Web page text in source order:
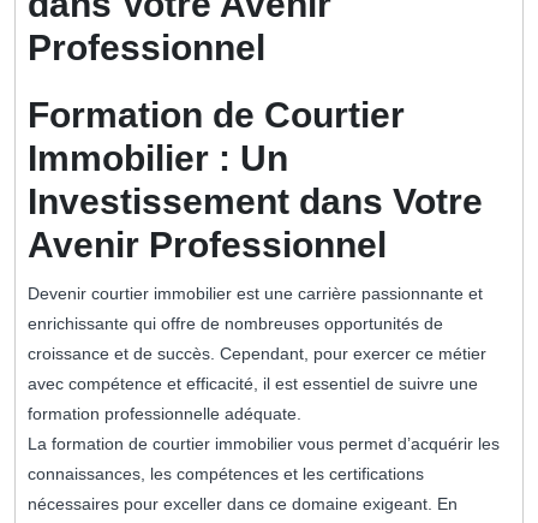
Professionnel
Formation de Courtier
Immobilier : Un
Investissement dans Votre
Avenir Professionnel
Devenir courtier immobilier est une carrière passionnante et
enrichissante qui offre de nombreuses opportunités de
croissance et de succès. Cependant, pour exercer ce métier
avec compétence et efficacité, il est essentiel de suivre une
formation professionnelle adéquate.
La formation de courtier immobilier vous permet d’acquérir les
connaissances, les compétences et les certifications
nécessaires pour exceller dans ce domaine exigeant. En